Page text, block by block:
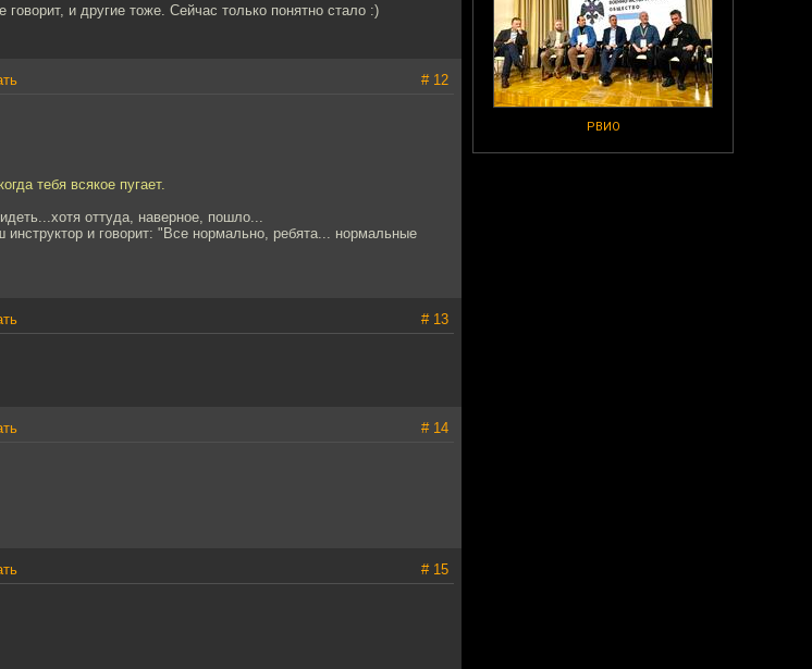
РВИО
и другие тоже. Сейчас только понятно стало :)
# 12
тебя всякое пугает.
оттуда, наверное, пошло...
и говорит: "Все нормально, ребята... нормальные
# 13
# 14
# 15